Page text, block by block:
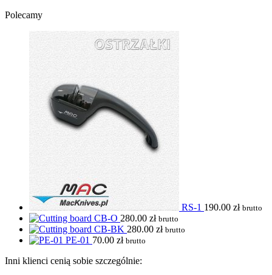
Polecamy
RS-1 190.00 zł brutto
CB-O 280.00 zł brutto
CB-BK 280.00 zł brutto
PE-01 70.00 zł brutto
Inni klienci cenią sobie szczególnie: